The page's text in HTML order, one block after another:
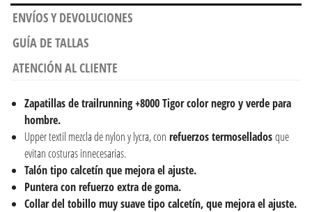
ENVÍOS Y DEVOLUCIONES
GUÍA DE TALLAS
ATENCIÓN AL CLIENTE
Zapatillas de trailrunning +8000 Tigor color negro y verde para
hombre.
Upper textil mezcla de nylon y lycra, con refuerzos termoselladosque
evitan costuras innecesarias.
Talón tipo calcetín que mejora el ajuste.
Puntera con refuerzo extra de goma.
Collar del tobillo muy suave tipo calcetín, que mejora el ajuste.